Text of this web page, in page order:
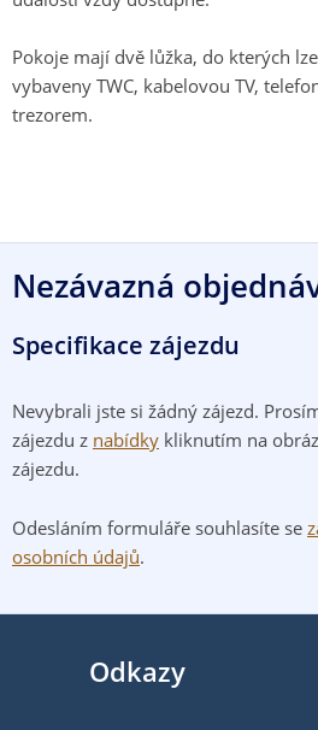
Pokoje mají dvě lůžka, do kterých
vybaveny TWC, kabelovou TV,
trezorem.
Nezávazná
Specifikace zájezdu
Nevybrali jste si žádný zájezd.
zájezdu z nabídky kliknutím na
zájezdu.
Odesláním formuláře souhlasíte se
osobních údajů.
Odkazy